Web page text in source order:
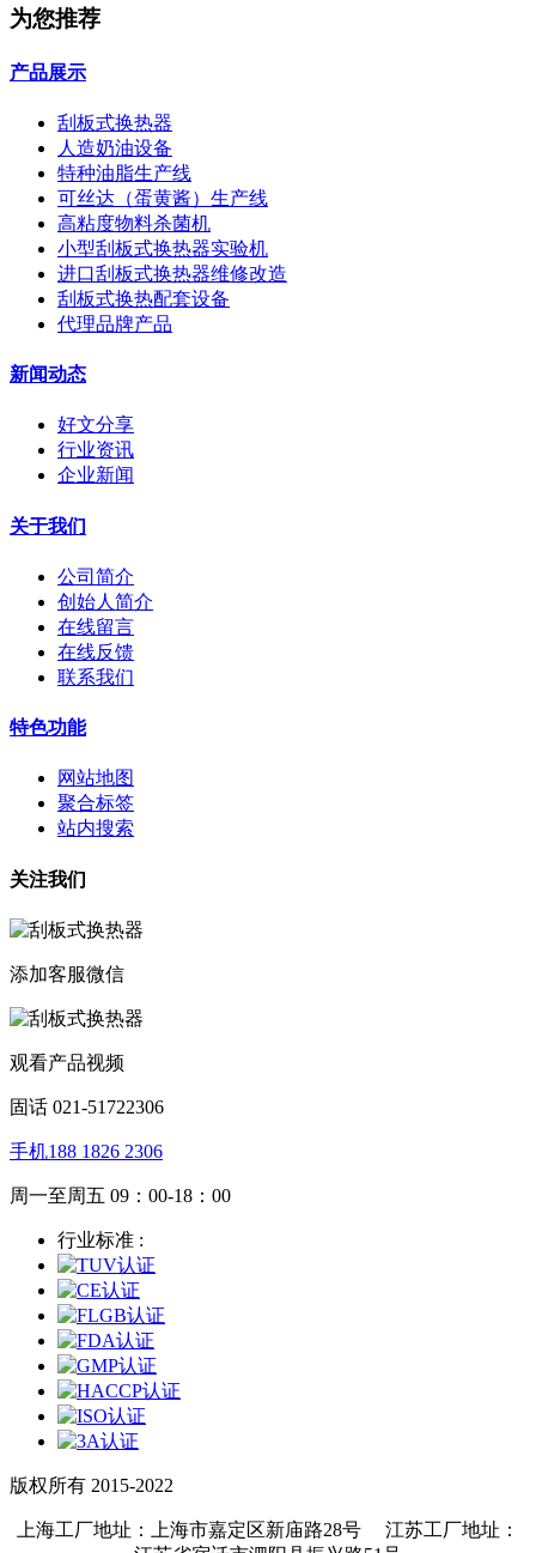
为您推荐
产品展示
刮板式换热器
人造奶油设备
特种油脂生产线
可丝达（蛋黄酱）生产线
高粘度物料杀菌机
小型刮板式换热器实验机
进口刮板式换热器维修改造
刮板式换热配套设备
代理品牌产品
新闻动态
好文分享
行业资讯
企业新闻
关于我们
公司简介
创始人简介
在线留言
在线反馈
联系我们
特色功能
网站地图
聚合标签
站内搜索
关注我们
添加客服微信
观看产品视频
固话 021-51722306
手机188 1826 2306
周一至周五 09：00-18：00
行业标准 :
版权所有 2015-2022
上海工厂地址：上海市嘉定区新庙路28号 江苏工厂地址：